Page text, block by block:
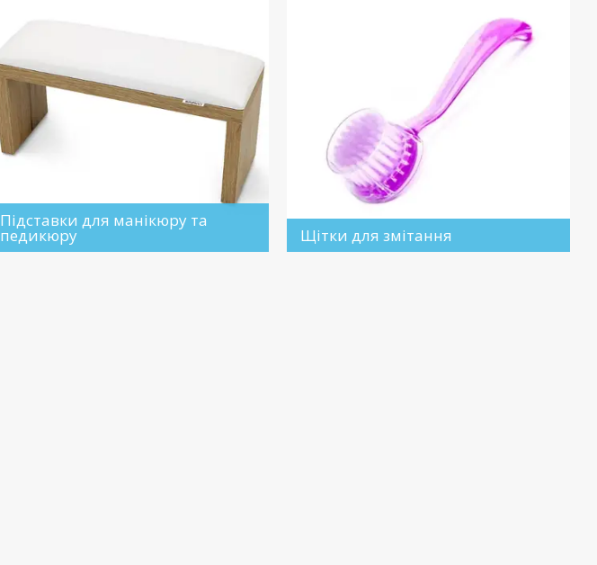
Підставки для манікюру та
педикюру Щітки для змітання